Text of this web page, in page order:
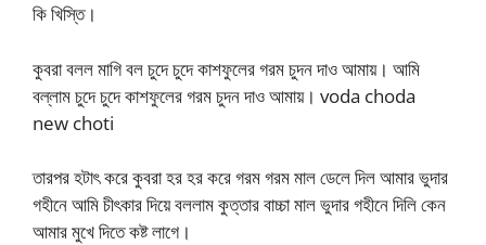
কি খিস্তি।
কুবরা বলল মাগি বল চুদে চুদে কাশফুলের গরম চুদন দাও আমায়। আমি
বল্লাম চুদে চুদে কাশফুলের গরম চুদন দাও আমায়। voda choda
new choti
তারপর হটাৎ করে কুবরা হর হর করে গরম গরম মাল ডেলে দিল আমার ভুদার
গহীনে আমি চীৎকার দিয়ে বললাম কুত্তার বাচ্চা মাল ভুদার গহীনে দিলি কেন
আমার মুখে দিতে কষ্ট লাগে।